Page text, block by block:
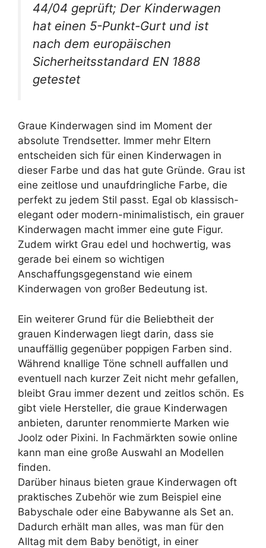
44/04 geprüft; Der Kinderwagen
hat einen 5-Punkt-Gurt und ist
nach dem europäischen
Sicherheitsstandard EN 1888
getestet
Graue Kinderwagen sind im Moment der
absolute Trendsetter. Immer mehr Eltern
entscheiden sich für einen Kinderwagen in
dieser Farbe und das hat gute Gründe. Grau ist
eine zeitlose und unaufdringliche Farbe, die
perfekt zu jedem Stil passt. Egal ob klassisch-
elegant oder modern-minimalistisch, ein grauer
Kinderwagen macht immer eine gute Figur.
Zudem wirkt Grau edel und hochwertig, was
gerade bei einem so wichtigen
Anschaffungsgegenstand wie einem
Kinderwagen von großer Bedeutung ist.
Ein weiterer Grund für die Beliebtheit der
grauen Kinderwagen liegt darin, dass sie
unauffällig gegenüber poppigen Farben sind.
Während knallige Töne schnell auffallen und
eventuell nach kurzer Zeit nicht mehr gefallen,
bleibt Grau immer dezent und zeitlos schön. Es
gibt viele Hersteller, die graue Kinderwagen
anbieten, darunter renommierte Marken wie
Joolz oder Pixini. In Fachmärkten sowie online
kann man eine große Auswahl an Modellen
finden.
Darüber hinaus bieten graue Kinderwagen oft
praktisches Zubehör wie zum Beispiel eine
Babyschale oder eine Babywanne als Set an.
Dadurch erhält man alles, was man für den
Alltag mit dem Baby benötigt, in einer